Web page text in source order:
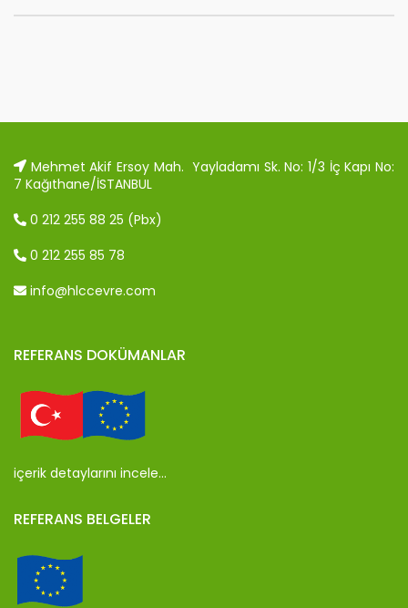
Mehmet Akif Ersoy Mah. Yayladamı Sk. No: 1/3 İç Kapı No:
7 Kağıthane/İSTANBUL
0 212 255 88 25 (Pbx)
0 212 255 85 78
info@hlccevre.com
REFERANS DOKÜMANLAR
içerik detaylarını incele…
REFERANS BELGELER